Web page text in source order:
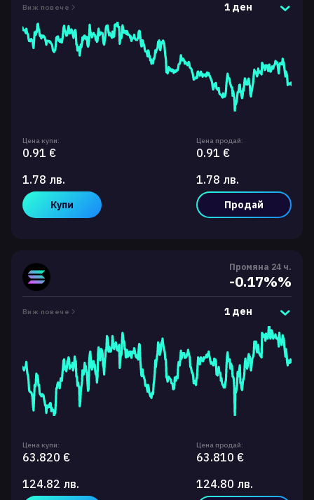
Виж повече 1 ден
Цена купи:
0.91 €
1.78 лв.
Купи
Цена продай:
0.91 €
1.78 лв.
Продай
Промяна 24 ч.
-0.17%%
Виж повече 1 ден
Цена купи:
63.820 €
124.82 лв.
Цена продай:
63.810 €
124.80 лв.